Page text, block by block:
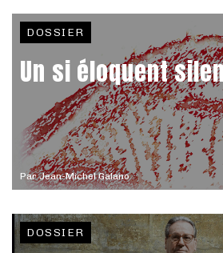
ParJean-Michel Galano
DOSSIER
Un si éloquent
DOSSIER